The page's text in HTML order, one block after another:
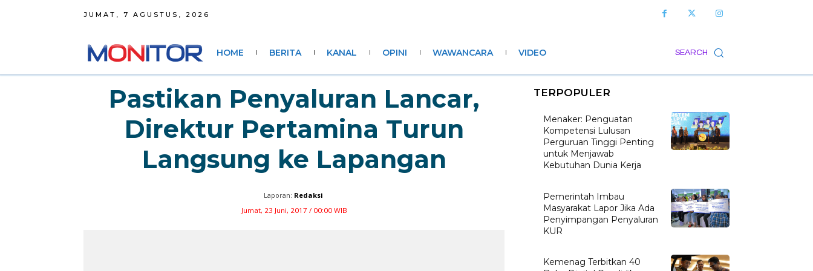
JUMAT, 7 AGUSTUS, 2026
SEARCH
HOME BERITA KANAL OPINI WAWANCARA VIDEO
Pastikan Penyaluran Lancar,
Direktur Pertamina Turun
Langsung ke Lapangan
Laporan: Redaksi
Jumat, 23 Juni, 2017 / 00:00 WIB
TERPOPULER
Menaker: Penguatan
Kompetensi Lulusan
Perguruan Tinggi Penting
untuk Menjawab
Kebutuhan Dunia Kerja
Pemerintah Imbau
Masyarakat Lapor Jika Ada
Penyimpangan Penyaluran
KUR
Kemenag Terbitkan 40